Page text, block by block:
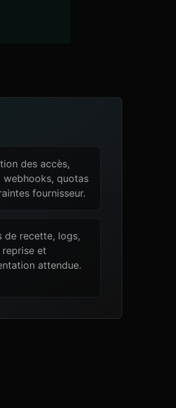
des accès,
webhooks, quotas
fournisseur.
de recette, logs,
et
attendue.